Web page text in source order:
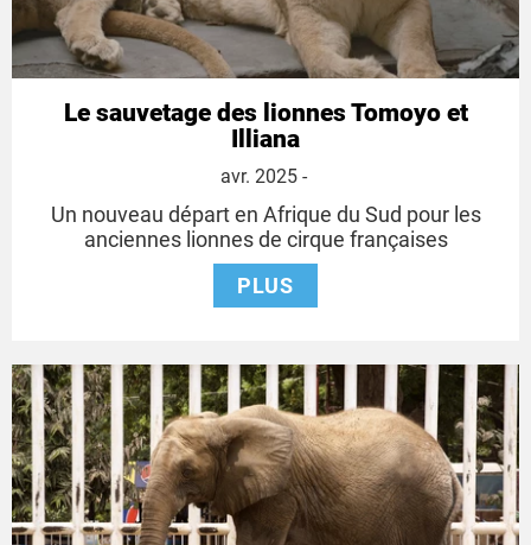
Le sauvetage des lionnes Tomoyo et
Illiana
9
2025
avr. 2025-
Un nouveau départ en Afrique du Sud pour les
anciennes lionnes de cirque françaises
PLUS